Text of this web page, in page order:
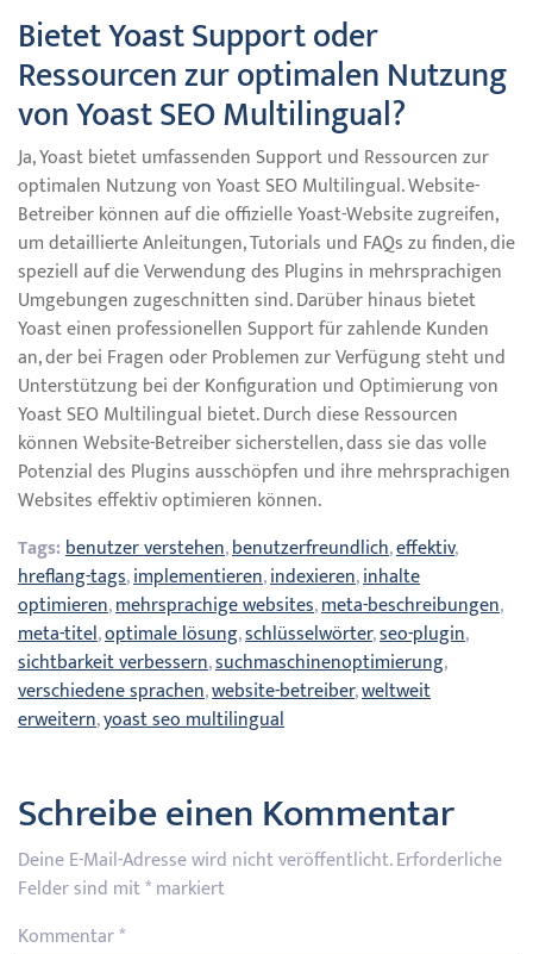
Bietet Yoast Support oder
Ressourcen zur optimalen Nutzung
von Yoast SEO Multilingual?
Ja, Yoast bietet umfassenden Support und Ressourcen zur
optimalen Nutzung von Yoast SEO Multilingual. Website-
Betreiber können auf die offizielle Yoast-Website zugreifen,
um detaillierte Anleitungen, Tutorials und FAQs zu finden, die
speziell auf die Verwendung des Plugins in mehrsprachigen
Umgebungen zugeschnitten sind. Darüber hinaus bietet
Yoast einen professionellen Support für zahlende Kunden
an, der bei Fragen oder Problemen zur Verfügung steht und
Unterstützung bei der Konfiguration und Optimierung von
Yoast SEO Multilingual bietet. Durch diese Ressourcen
können Website-Betreiber sicherstellen, dass sie das volle
Potenzial des Plugins ausschöpfen und ihre mehrsprachigen
Websites effektiv optimieren können.
Tags:benutzer verstehen,benutzerfreundlich,effektiv,
hreflang-tags,implementieren,indexieren,inhalte
optimieren,mehrsprachige websites,meta-beschreibungen,
meta-titel,optimale lösung,schlüsselwörter,seo-plugin,
sichtbarkeit verbessern,suchmaschinenoptimierung,
verschiedene sprachen,website-betreiber,weltweit
erweitern,yoast seo multilingual
Schreibe einen Kommentar
Deine E-Mail-Adresse wird nicht veröffentlicht.Erforderliche
Felder sind mit*markiert
Kommentar*